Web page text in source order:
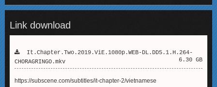
Link download
It.Chapter.Two.2019.ViE.1080p.WEB-DL.DD5.1.H.264-
CHORAGRINGO.mkv
6.30 GB
https://subscene.com/subtitles/it-chapter-2/vietnamese